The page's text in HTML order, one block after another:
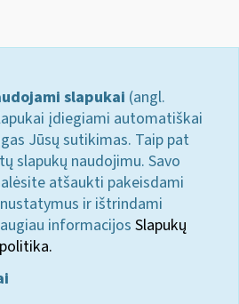
slapukai (angl.
įdiegiami automatiškai
Jūsų sutikimas. Taip pat
slapukų naudojimu. Savo
atšaukti pakeisdami
ir ištrindami
informacijos Slapukų